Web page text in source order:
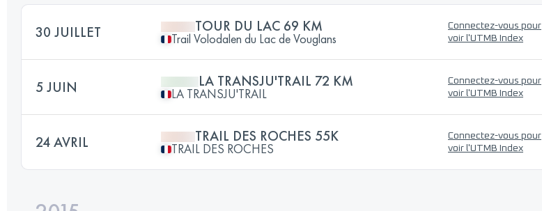
30 JUILLET TOUR DU LAC 69 KM
Trail Volodalen du Lac de Vouglans
Connectez-vous pour
voir l'UTMB Index
5 JUIN LA TRANSJU'TRAIL 72 KM
LA TRANSJU'TRAIL
Connectez-vous pour
voir l'UTMB Index
24 AVRIL TRAIL DES ROCHES 55K
TRAIL DES ROCHES
Connectez-vous pour
voir l'UTMB Index